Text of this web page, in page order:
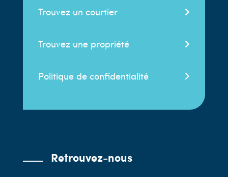
Trouvez un courtier
Trouvez une propriété
Politique de confidentialité
Retrouvez-nous